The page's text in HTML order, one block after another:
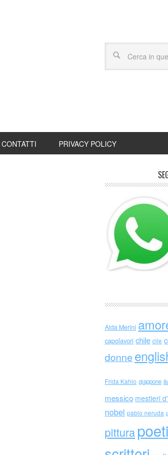
CONTATTI PRIVACY POLICY
Alda Merini
capolavori chile cile
donne
Frida Kahlo giappone
messico mestieri
nobel pablo neruda
pitturapoeti